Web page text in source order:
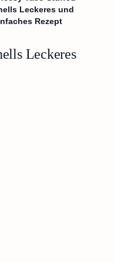
Leckeres und
Rezept
Leckeres